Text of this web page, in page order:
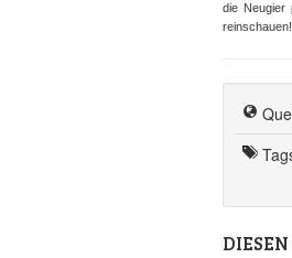
die Neugier
reinschauen!